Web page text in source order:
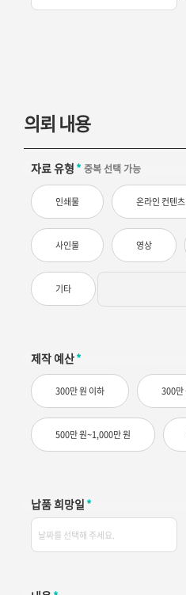
의뢰 내용
자료 유형 *중복 선택 가능
인쇄물 온라인 컨텐츠
사인물 영상
기타
제작 예산*
300만 원 이하 300만
500만 원~1,000만 원
납품 희망일 *